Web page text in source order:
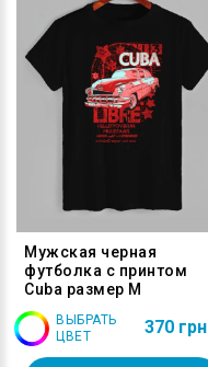
Мужская черная
футболка с принтом
Cuba размер M
ВЫБРАТЬ
ЦВЕТ
370 грн